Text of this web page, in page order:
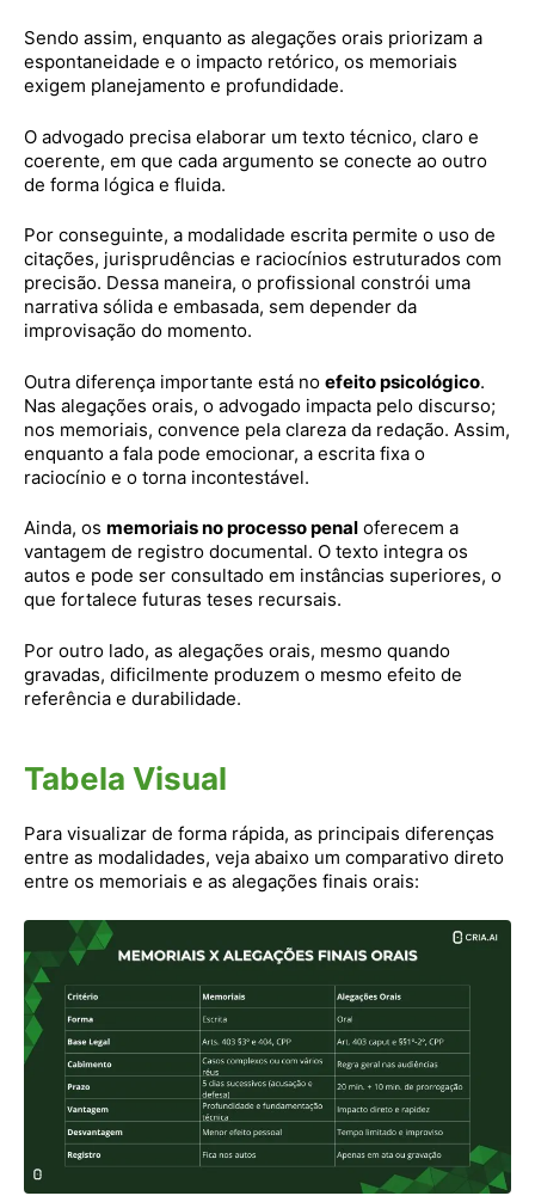
Sendo assim, enquanto as alegações orais priorizam a
espontaneidade e o impacto retórico, os memoriais
exigem planejamento e profundidade.
O advogado precisa elaborar um texto técnico, claro e
coerente, em que cada argumento se conecte ao outro
de forma lógica e fluida.
Por conseguinte, a modalidade escrita permite o uso de
citações, jurisprudências e raciocínios estruturados com
precisão. Dessa maneira, o profissional constrói uma
narrativa sólida e embasada, sem depender da
improvisação do momento.
Outra diferença importante está no efeito psicológico.
Nas alegações orais, o advogado impacta pelo discurso;
nos memoriais, convence pela clareza da redação. Assim,
enquanto a fala pode emocionar, a escrita fixa o
raciocínio e o torna incontestável.
Ainda, os memoriais no processo penal oferecem a
vantagem de registro documental. O texto integra os
autos e pode ser consultado em instâncias superiores, o
que fortalece futuras teses recursais.
Por outro lado, as alegações orais, mesmo quando
gravadas, dificilmente produzem o mesmo efeito de
referência e durabilidade.
Tabela Visual
Para visualizar de forma rápida, as principais diferenças
entre as modalidades, veja abaixo um comparativo direto
entre os memoriais e as alegações finais orais: